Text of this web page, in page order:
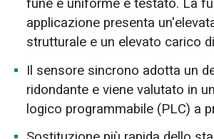
applicazione presenta
strutturale e un elevato carico
Il sensore sincrono adotta un
ridondante e viene valutato in
logico programmabile (PLC) a